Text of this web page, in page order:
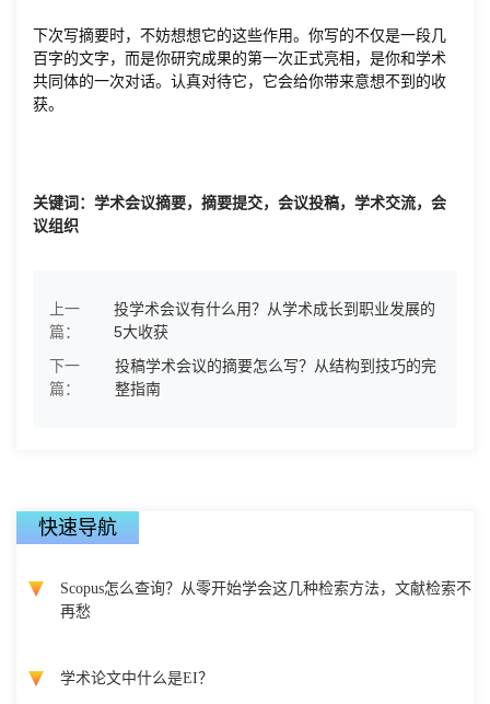
下次写摘要时，不妨想想它的这些作用。你写的不仅是一段几
百字的文字，而是你研究成果的第一次正式亮相，是你和学术
共同体的一次对话。认真对待它，它会给你带来意想不到的收
获。
关键词：学术会议摘要，摘要提交，会议投稿，学术交流，会
议组织
上一
篇：
投学术会议有什么用？从学术成长到职业发展的
5大收获
下一
篇：
投稿学术会议的摘要怎么写？从结构到技巧的完
整指南
快速导航
Scopus怎么查询？从零开始学会这几种检索方法，文献检索不
再愁
学术论文中什么是EI？